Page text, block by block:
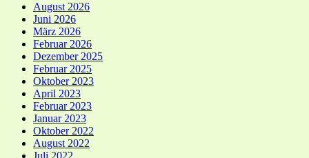
August 2026
Juni 2026
März 2026
Februar 2026
Dezember 2025
Februar 2025
Oktober 2023
April 2023
Februar 2023
Januar 2023
Oktober 2022
August 2022
Juli 2022